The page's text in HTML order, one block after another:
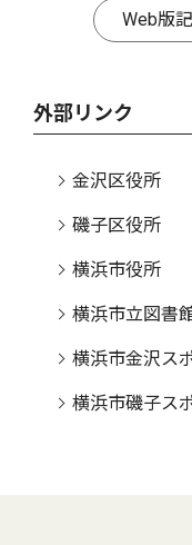
Web版
外部リンク
金沢区役所
磯子区役所
横浜市役所
横浜市立図書
横浜市金沢ス
横浜市磯子ス